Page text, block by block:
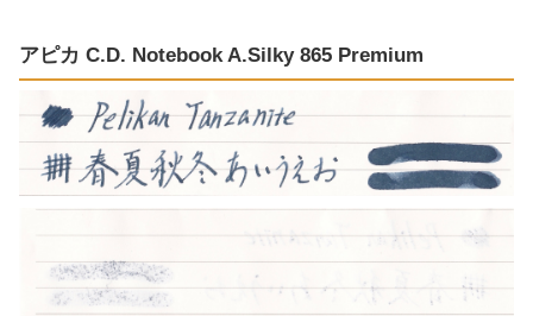
アピカ C.D. Notebook A.Silky 865 Premium